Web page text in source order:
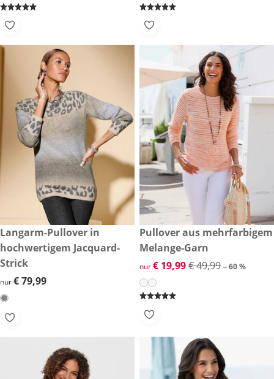
€ 79,99
Langarm-Pullover in
hochwertigem Jacquard-
Strick
€ 79,99
nur€ 79,99
reduzierter Preis € 19,99,
-60 %
Pullover aus mehrfarbigem
Melange-Garn
reduzierter Preis € 19,99,
nur€ 19,99€ 49,99 – 60 %